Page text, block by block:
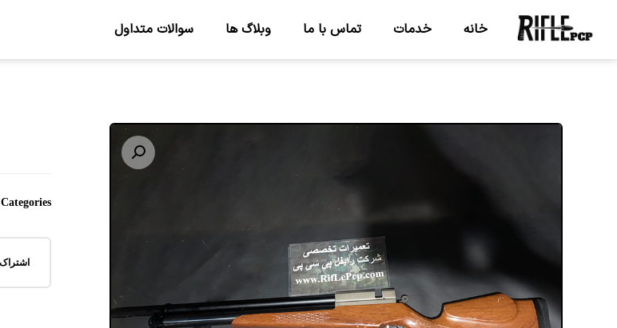
خانه خدمات تماس با ما وبلاگ ها سوالات متداول
Categories